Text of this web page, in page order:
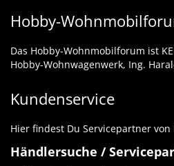
Hobby-
Das Hobby-Wohnmobilforum ist
Hobby-Wohnwagenwerk, Ing.
Kundenservice
Hier findest Du Servicepartner von
Händlersuche /